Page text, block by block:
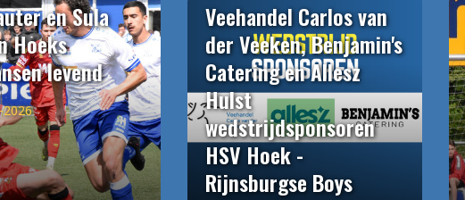
en Sula
Hoeks
levend
Veehandel Carlos van
der Veeken, Benjamin's
Catering en Allesz
Hulst
wedstrijdsponsoren
HSV Hoek -
Rijnsburgse Boys